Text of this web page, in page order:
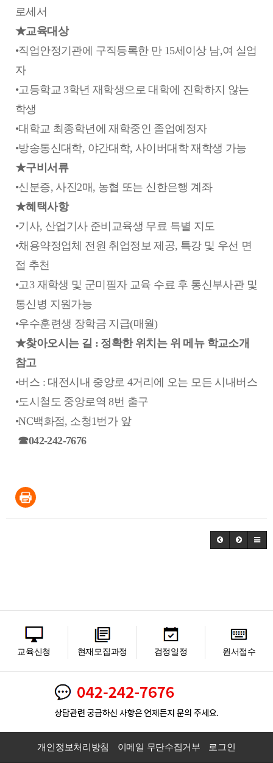
로세서
★교육대상
•직업안정기관에 구직등록한 만 15세이상 남,여 실업
자
•고등학교 3학년 재학생으로 대학에 진학하지 않는
학생
•대학교 최종학년에 재학중인 졸업예정자
•방송통신대학, 야간대학, 사이버대학 재학생 가능
★구비서류
•신분증, 사진2매, 농협 또는 신한은행 계좌
★혜택사항
•기사, 산업기사 준비교육생 무료 특별 지도
•채용약정업체 전원 취업정보 제공, 특강 및 우선 면
접 추천
•고3 재학생 및 군미필자 교육 수료 후 통신부사관 및
통신병 지원가능
•우수훈련생 장학금 지급(매월)
★찾아오시는 길 : 정확한 위치는 위 메뉴 학교소개
참고
•버스 : 대전시내 중앙로 4거리에 오는 모든 시내버스
•도시철도 중앙로역 8번 출구
•NC백화점, 소청1번가 앞
☎042-242-7676
교육신청 현재모집과정 검정일정 원서접수
개인정보처리방침 이메일 무단수집거부 로그인